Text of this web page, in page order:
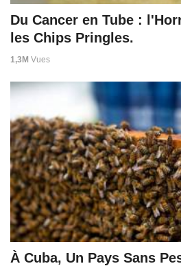
Du Cancer en Tube :
les Chips Pringles.
1,3M Vues
À Cuba, Un Pays Sans